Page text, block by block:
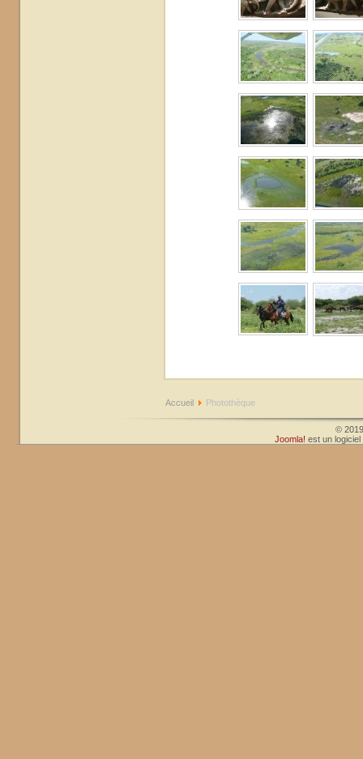
Accueil Photothèque
©
Joomla! est un